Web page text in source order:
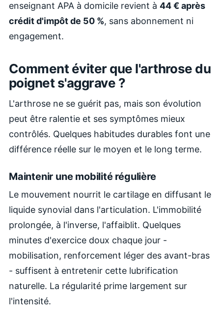
enseignant APA à domicile revient à 44 € après
crédit d'impôt de 50 %, sans abonnement ni
engagement.
Comment éviter que l'arthrose du
poignet s'aggrave ?
L'arthrose ne se guérit pas, mais son évolution
peut être ralentie et ses symptômes mieux
contrôlés. Quelques habitudes durables font une
différence réelle sur le moyen et le long terme.
Maintenir une mobilité régulière
Le mouvement nourrit le cartilage en diffusant le
liquide synovial dans l'articulation. L'immobilité
prolongée, à l'inverse, l'affaiblit. Quelques
minutes d'exercice doux chaque jour -
mobilisation, renforcement léger des avant-bras
- suffisent à entretenir cette lubrification
naturelle. La régularité prime largement sur
l'intensité.